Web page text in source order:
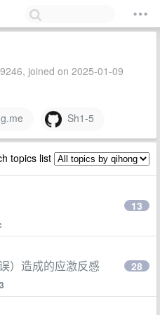
joined on 2025-01-09
Sh1-5
topics list
13
）造成的应激反感 28